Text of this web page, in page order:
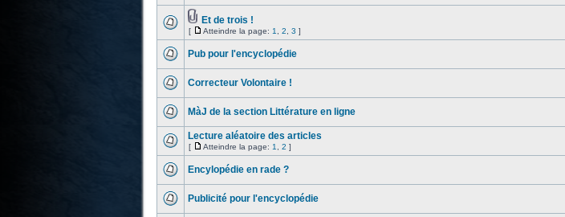
Et de trois !
[ Atteindre la page: 1 2 3 ]
Pub pour l'encyclopédie
Correcteur Volontaire !
MàJ de la section Littérature en ligne
Lecture aléatoire des articles
[ Atteindre la page: 1 2 ]
Encylopédie en rade ?
Publicité pour l'encyclopédie